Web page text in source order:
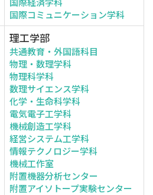
国際コミュニケーション学科
理工学部
共通教育・外国語科目
物理・数理学科
物理科学科
数理サイエンス学科
化学・生命科学科
電気電子工学科
機械創造工学科
経営システム工学科
情報テクノロジー学科
機械工作室
附置機器分析センター
附置アイソトープ実験センター